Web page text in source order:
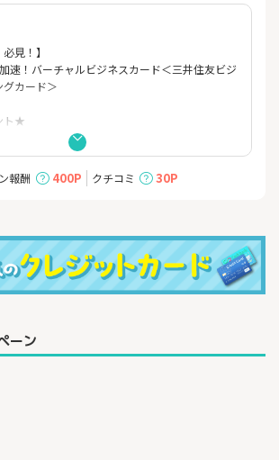
見！】
速！バーチャルビジネスカード＜三井住友ビジ
カード＞
ト★
手軽に導入いただけます。
ためのビジネスカード！
業様でもお申込み可能です。
ざいます）
率化・振込手数料の削減が図れます。
報酬 400P クチコミ 30P
ーン